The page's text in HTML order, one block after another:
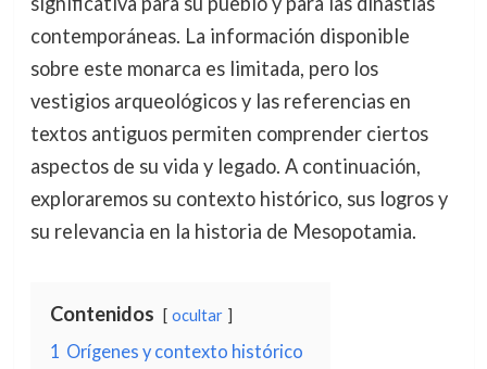
contemporáneas. La información disponible
sobre este monarca es limitada, pero los
vestigios arqueológicos y las referencias en
textos antiguos permiten comprender ciertos
aspectos de su vida y legado. A continuación,
exploraremos su contexto histórico, sus logros y
su relevancia en la historia de Mesopotamia.
Contenidos ocultar
1 Orígenes y contexto histórico